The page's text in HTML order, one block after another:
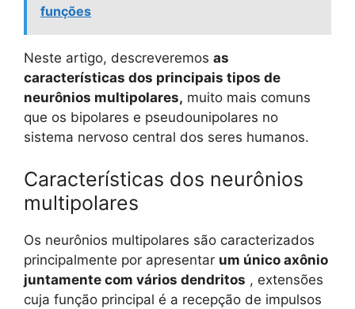
funções
Neste artigo, descreveremos as
características dos principais tipos de
neurônios multipolares, muito mais comuns
que os bipolares e pseudounipolares no
sistema nervoso central dos seres humanos.
Características dos neurônios
multipolares
Os neurônios multipolares são caracterizados
principalmente por apresentar um único axônio
juntamente com vários dendritos , extensões
cuja função principal é a recepção de impulsos